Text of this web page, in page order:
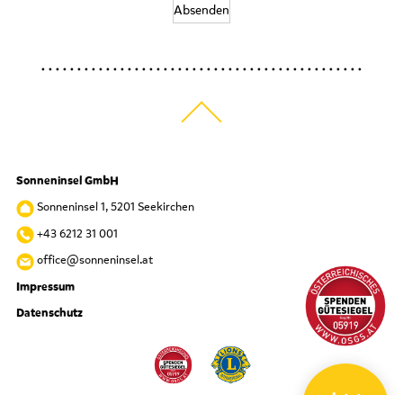
Absenden
Sonneninsel GmbH
Sonneninsel 1, 5201 Seekirchen
+43 6212 31 001
office@sonneninsel.at
Impressum
Datenschutz